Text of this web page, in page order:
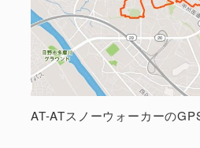
AT-ATスノーウォーカーの